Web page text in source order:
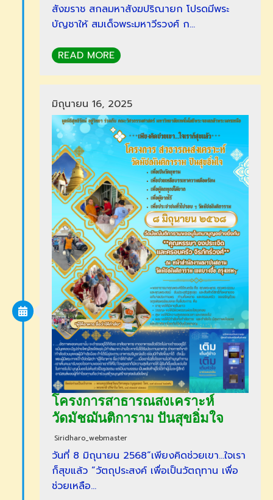
สังฆราช สกลมหาสังฆปริณายก โปรดมีพระ
บัญชาให้ สมเด็จพระมหาวีรวงศ์ ก…
READ MORE
มิถุนายน 16, 2025
โครงการสาธารณสงเคราะห์
วัดมัชฌันติการาม ปันสุขอิ่มใจ
Siridharo_webmaster
วันที่ 8 มิถุนายน 2568“เพียงคิดช่วยเขา…ใจเรา
ก็สุขแล้ว ”วัตถุประสงค์ เพื่อเป็นวัตถุทาน เพื่อ
ช่วยเหลือ…